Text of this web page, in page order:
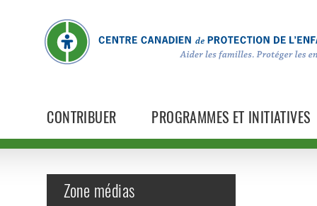
CONTRIBUER PROGRAMMES ET INITIATIVES
Zone médias